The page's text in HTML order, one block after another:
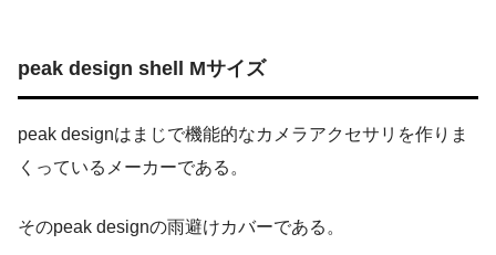
peak design shell Mサイズ
peak designはまじで機能的なカメラアクセサリを作りま
くっているメーカーである。
そのpeak designの雨避けカバーである。